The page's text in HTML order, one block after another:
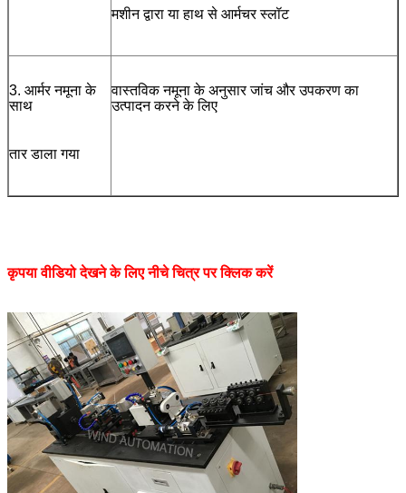
मशीन द्वारा या हाथ से आर्मचर स्लॉट
3. आर्मर नमूना के
साथ
तार डाला गया
वास्तविक नमूना के अनुसार जांच और उपकरण का
उत्पादन करने के लिए
कृपया वीडियो देखने के लिए नीचे चित्र पर क्लिक करें